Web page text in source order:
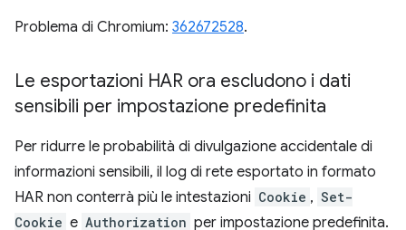
Problema di Chromium: 362672528.
Le esportazioni HAR ora escludono i dati
sensibili per impostazione predefinita
Per ridurre le probabilità di divulgazione accidentale di
informazioni sensibili, il log di rete esportato in formato
HAR non conterrà più le intestazioni Cookie , Set-
Cookie e Authorization per impostazione predefinita.